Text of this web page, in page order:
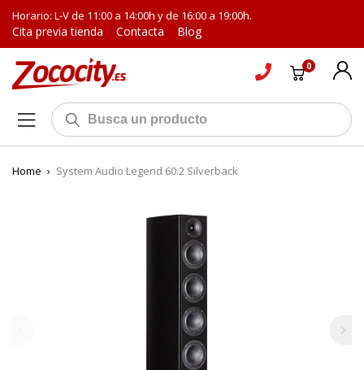
Horario: L-V de 11:00 a 14:00h y de 16:00 a 19:00h.
Cita previa tienda Contacta Blog
0
Home › System Audio Legend 60.2 Silverback